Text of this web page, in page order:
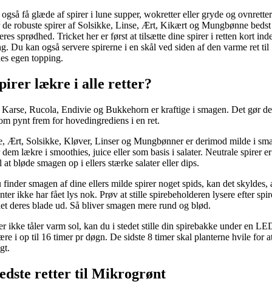
få glæde af spirer i lune supper, wokretter eller gryde og
de robuste spirer af Solsikke, Linse, Ært, Kikært og Mungbønne
sprødhed. Tricket her er først at tilsætte dine spirer i retten kort
Du kan også servere spirerne i en skål ved siden af den varme ret til
egen topping.
lækre i alle retter?
Karse, Rucola, Endivie og Bukkehorn er kraftige i smagen. Det gør
pynt frem for hovedingrediens i en ret.
Ært, Solsikke, Kløver, Linser og Mungbønner er derimod milde i
lækre i smoothies, juice eller som basis i salater. Neutrale spirer
bløde smagen op i ellers stærke salater eller dips.
smagen af dine ellers milde spirer noget spids, kan det skyldes,
ikke har fået lys nok. Prøv at stille spirebeholderen lysere efter
deres blade ud. Så bliver smagen mere rund og blød.
ikke tåler varm sol, kan du i stedet stille din spirebakke under en
i op til 16 timer pr døgn. De sidste 8 timer skal planterne hvile for
retter til Mikrogrønt